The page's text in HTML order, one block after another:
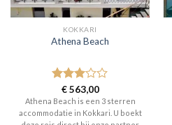
KOKKARI
Athena Beach
Gewaardeerd
3uit 5
€563,00
Athena Beach is een 3 sterren
accommodatie in Kokkari. U boekt